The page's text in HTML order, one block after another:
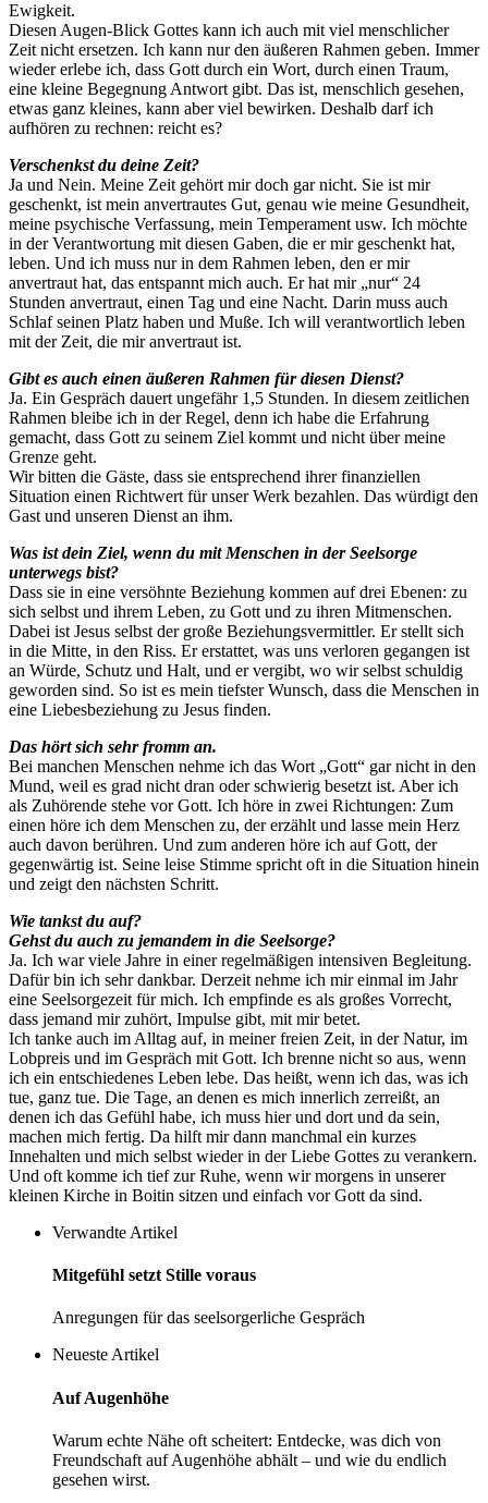
Ewigkeit.
Diesen Augen-Blick Gottes kann ich auch mit viel menschlicher
Zeit nicht ersetzen. Ich kann nur den äußeren Rahmen geben. Immer
wieder erlebe ich, dass Gott durch ein Wort, durch einen Traum,
eine kleine Begegnung Antwort gibt. Das ist, menschlich gesehen,
etwas ganz kleines, kann aber viel bewirken. Deshalb darf ich
aufhören zu rechnen: reicht es?
Verschenkst du deine Zeit?
Ja und Nein. Meine Zeit gehört mir doch gar nicht. Sie ist mir
geschenkt, ist mein anvertrautes Gut, genau wie meine Gesundheit,
meine psychische Verfassung, mein Temperament usw. Ich möchte
in der Verantwortung mit diesen Gaben, die er mir geschenkt hat,
leben. Und ich muss nur in dem Rahmen leben, den er mir
anvertraut hat, das entspannt mich auch. Er hat mir „nur“ 24
Stunden anvertraut, einen Tag und eine Nacht. Darin muss auch
Schlaf seinen Platz haben und Muße. Ich will verantwortlich leben
mit der Zeit, die mir anvertraut ist.
Gibt es auch einen äußeren Rahmen für diesen Dienst?
Ja. Ein Gespräch dauert ungefähr 1,5 Stunden. In diesem zeitlichen
Rahmen bleibe ich in der Regel, denn ich habe die Erfahrung
gemacht, dass Gott zu seinem Ziel kommt und nicht über meine
Grenze geht.
Wir bitten die Gäste, dass sie entsprechend ihrer finanziellen
Situation einen Richtwert für unser Werk bezahlen. Das würdigt den
Gast und unseren Dienst an ihm.
Was ist dein Ziel, wenn du mit Menschen in der Seelsorge
unterwegs bist?
Dass sie in eine versöhnte Beziehung kommen auf drei Ebenen: zu
sich selbst und ihrem Leben, zu Gott und zu ihren Mitmenschen.
Dabei ist Jesus selbst der große Beziehungsvermittler. Er stellt sich
in die Mitte, in den Riss. Er erstattet, was uns verloren gegangen ist
an Würde, Schutz und Halt, und er vergibt, wo wir selbst schuldig
geworden sind. So ist es mein tiefster Wunsch, dass die Menschen in
eine Liebesbeziehung zu Jesus finden.
Das hört sich sehr fromm an.
Bei manchen Menschen nehme ich das Wort „Gott“ gar nicht in den
Mund, weil es grad nicht dran oder schwierig besetzt ist. Aber ich
als Zuhörende stehe vor Gott. Ich höre in zwei Richtungen: Zum
einen höre ich dem Menschen zu, der erzählt und lasse mein Herz
auch davon berühren. Und zum anderen höre ich auf Gott, der
gegenwärtig ist. Seine leise Stimme spricht oft in die Situation hinein
und zeigt den nächsten Schritt.
Wie tankst du auf?
Gehst du auch zu jemandem in die Seelsorge?
Ja. Ich war viele Jahre in einer regelmäßigen intensiven Begleitung.
Dafür bin ich sehr dankbar. Derzeit nehme ich mir einmal im Jahr
eine Seelsorgezeit für mich. Ich empfinde es als großes Vorrecht,
dass jemand mir zuhört, Impulse gibt, mit mir betet.
Ich tanke auch im Alltag auf, in meiner freien Zeit, in der Natur, im
Lobpreis und im Gespräch mit Gott. Ich brenne nicht so aus, wenn
ich ein entschiedenes Leben lebe. Das heißt, wenn ich das, was ich
tue, ganz tue. Die Tage, an denen es mich innerlich zerreißt, an
denen ich das Gefühl habe, ich muss hier und dort und da sein,
machen mich fertig. Da hilft mir dann manchmal ein kurzes
Innehalten und mich selbst wieder in der Liebe Gottes zu verankern.
Und oft komme ich tief zur Ruhe, wenn wir morgens in unserer
kleinen Kirche in Boitin sitzen und einfach vor Gott da sind.
Verwandte Artikel
Mitgefühl setzt Stille voraus
Anregungen für das seelsorgerliche Gespräch
Neueste Artikel
Auf Augenhöhe
Warum echte Nähe oft scheitert: Entdecke, was dich von
Freundschaft auf Augenhöhe abhält – und wie du endlich
gesehen wirst.